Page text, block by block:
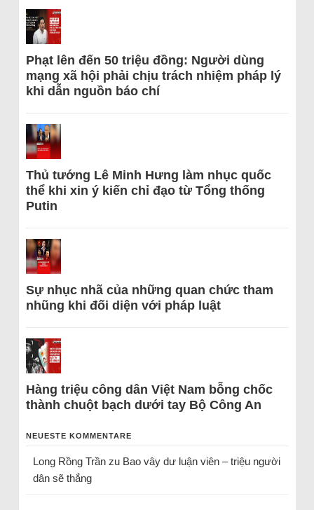
Phạt lên đến 50 triệu đồng: Người dùng
mạng xã hội phải chịu trách nhiệm pháp lý
khi dẫn nguồn báo chí
Thủ tướng Lê Minh Hưng làm nhục quốc
thể khi xin ý kiến chỉ đạo từ Tổng thống
Putin
Sự nhục nhã của những quan chức tham
nhũng khi đối diện với pháp luật
Hàng triệu công dân Việt Nam bỗng chốc
thành chuột bạch dưới tay Bộ Công An
NEUESTE KOMMENTARE
Long Rồng Trầnzu Bao vây dư luận viên – triệu người
dân sẽ thắng